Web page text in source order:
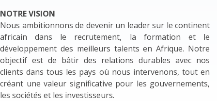
NOTRE VISION
Nous ambitionnons de devenir un leader sur le continent
africain dans le recrutement, la formation et le
développement des meilleurs talents en Afrique. Notre
objectif est de bâtir des relations durables avec nos
clients dans tous les pays où nous intervenons, tout en
créant une valeur significative pour les gouvernements,
les sociétés et les investisseurs.